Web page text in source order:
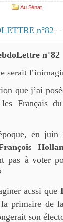
Au Sénat
n°82 –
n°82
serait
que j’ai
Français
en juin
pas à voter
aussi que
la primaire de
son